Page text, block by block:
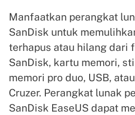
Manfaatkan perangkat
SanDisk untuk
terhapus atau hilang dari
SanDisk, kartu memori,
memori pro duo, USB,
Cruzer. Perangkat lunak
SanDisk EaseUS dapat